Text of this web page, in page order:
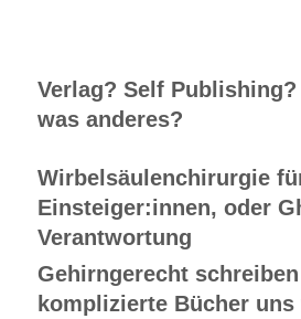
Verlag? Self Publishing?
was anderes?
Wirbelsäulenchirurgie
Einsteiger:innen, oder
Verantwortung
Gehirngerecht
komplizierte Bücher uns